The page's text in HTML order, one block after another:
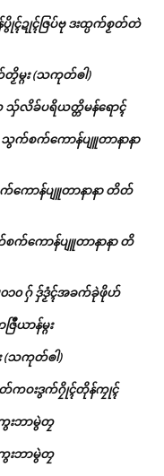
ၚ်ဍုၚ်ဇြပ်ဗု ဒးထ္ပက်စၟတ်တဲ
ဂး (သကုတ်ၜါ)
လိခ်ပရိယတ္တိမန်ရောၚ်
သွက်စက်ကောန်ပျူတာနာနာ
ကောန်ပျူတာနာနာ တိတ်
က်ကောန်ပျူတာနာနာ တိ
၀၁၀ ဂှ် ဒှ်ဒၟံၚ်အခက်ခုဲဖိုဟ်
ာန်မ္ဂး
(သကုတ်ၜါ)
ကဝးဒွက်ဂၠိုၚ်တိုန်ကၠုၚ်
းဘာမွဲတၠ
းဘာမွဲတၠ